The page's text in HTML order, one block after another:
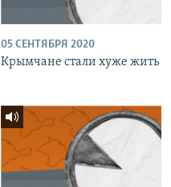
05 СЕНТЯБРЯ 2020
Крымчане стали хуже жить